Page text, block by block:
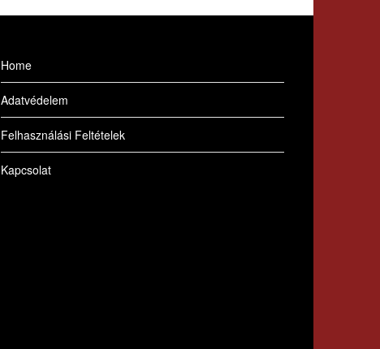
Home
Adatvédelem
Felhasználási Feltételek
Kapcsolat